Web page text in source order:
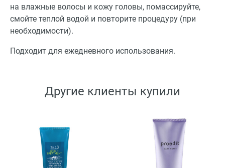
на влажные волосы и кожу головы, помассируйте,
смойте теплой водой и повторите процедуру (при
необходимости).
Подходит для ежедневного использования.
Другие клиенты купили